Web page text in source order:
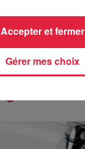
Gérer mes choix
Accepter et fermer